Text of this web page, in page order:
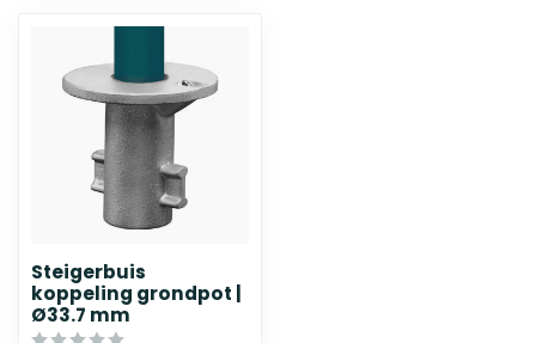
Steigerbuis
koppeling grondpot |
Ø33.7 mm